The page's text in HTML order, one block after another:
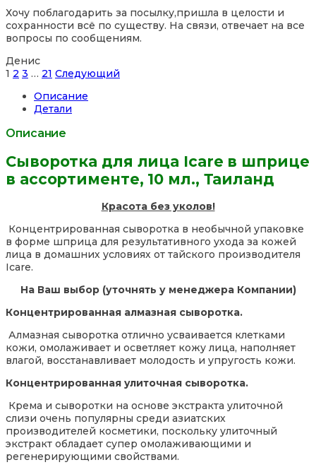
out
of
5
Хочу поблагодарить за посылку,пришла в целости и
сохранности всё по существу. На связи, отвечает на все
вопросы по сообщениям.
Денис
Site
Reviews
навигация
Страница
1 Страница
2 Страница
3 … Страница
21 Следующий
Описание
Детали
Описание
Сыворотка для лица Icare в шприце
в ассортименте, 10 мл., Таиланд
Красота без уколов!
Концентрированная сыворотка в необычной упаковке
в форме шприца для результативного ухода за кожей
лица в домашних условиях от тайского производителя
Icare.
На Ваш выбор (уточнять у менеджера Компании)
Концентрированная алмазная сыворотка.
Алмазная сыворотка отлично усваивается клетками
кожи, омолаживает и осветляет кожу лица, наполняет
влагой, восстанавливает молодость и упругость кожи.
Концентрированная улиточная сыворотка.
Крема и сыворотки на основе экстракта улиточной
слизи очень популярны среди азиатских
производителей косметики, поскольку улиточный
экстракт обладает супер омолаживающими и
регенерирующими свойствами.